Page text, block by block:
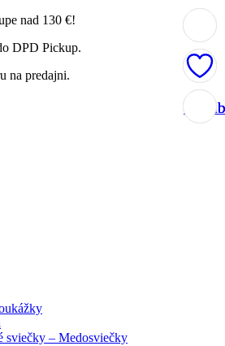
nad 130 €!
DPD Pickup.
na predajni.
sviečky – Medosviečky